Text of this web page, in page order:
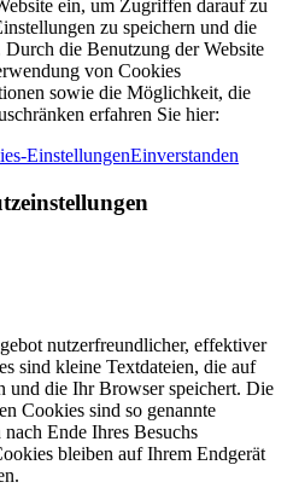
ein, um Zugriffen darauf zu
zu speichern und die
die Benutzung der Website
von Cookies
sowie die Möglichkeit, die
erfahren Sie hier:
EinstellungenEinverstanden
nutzerfreundlicher, effektiver
sind kleine Textdateien, die auf
und die Ihr Browser speichert. Die
Cookies sind so genannte
Ende Ihres Besuchs
bleiben auf Ihrem Endgerät